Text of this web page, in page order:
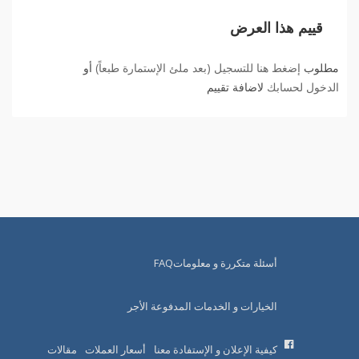
قييم هذا العرض
مطلوب إضغط هنا للتسجيل (بعد ملئ الإستمارة طبعاً) أو
الدخول لحسابك لاضافة تقييم
أسئلة متكررة و معلوماتFAQ
الخيارات و الخدمات المدفوعة الأجر
كيفية الإعلان و الإستفادة معنا أسعار العملات مقالات